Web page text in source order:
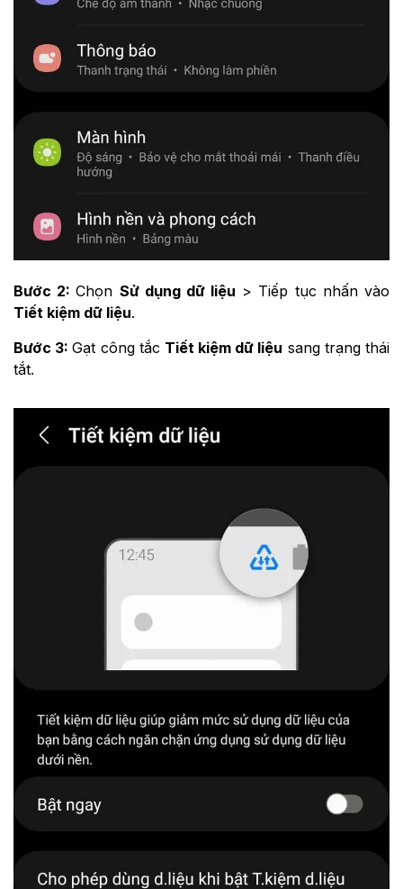
Bước 2:Chọn Sử dụng dữ liệu > Tiếp tục nhấn vào
Tiết kiệm dữ liệu.
Bước 3:Gạt công tắc Tiết kiệm dữ liệu sang trạng thái
tắt.